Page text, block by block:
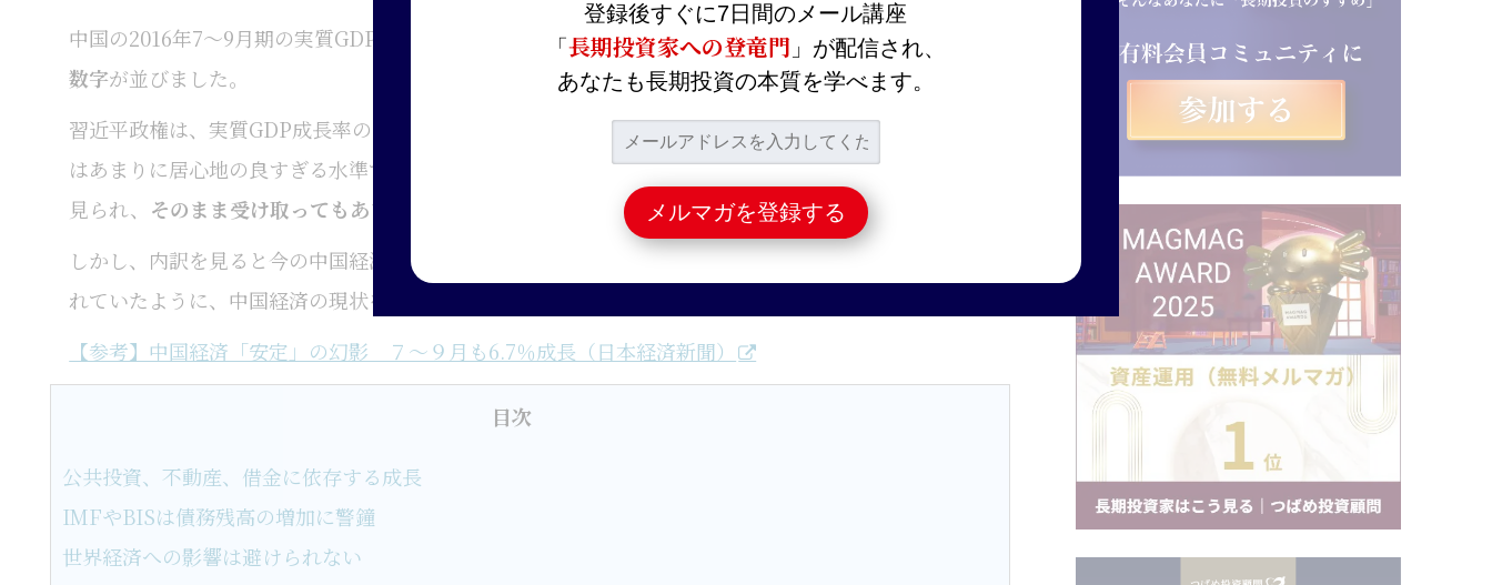
中国の2016年7～9月期の実質GDP成長率が年率6.7%と発表されました。これで、３四半期連続で同じ
数字が並びました。
習近平政権は、実質GDP成長率の目標値を年率6.5～7%に設定しています。その中で6.7%という数字
はあまりに居心地の良すぎる水準です。中国のGDP統計はそもそも目標値に向けて「作られている」と
見られ、 そのまま受け取ってもあまり意味がない
しかし、内訳を見ると今の中国経済の概況が把握できます。10月20日付の日本経済新聞でも取り上げら
れていたように、中国経済の現状を表す３つのポイントは、
【参考】中国経済「安定」の幻影 ７～９月も6.7％成長（日本経済新聞）
目次
公共投資、不動産、借金に依存する成長
IMFやBISは債務残高の増加に警鐘
世界経済への影響は避けられない
登録後すぐに7日間のメール講座
「 長期投資家への登竜門 」が配信され、
あなたも長期投資の本質を学べます。